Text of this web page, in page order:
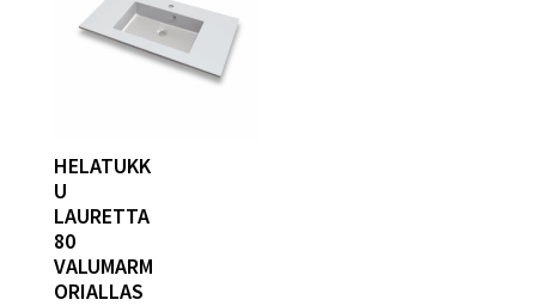
HELATUKK
U
LAURETTA
80
VALUMARM
ORIALLAS